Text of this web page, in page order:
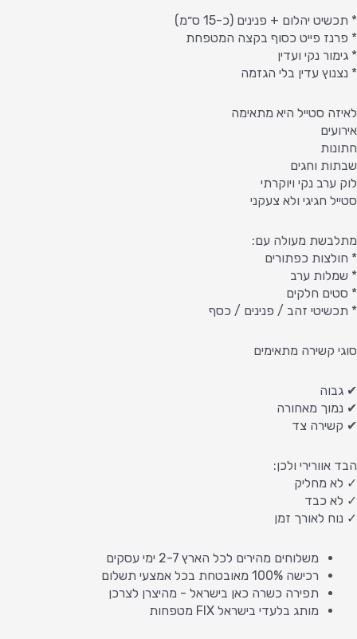
* תכשיט יהלום + פנינים (כ-15 ס״מ)
* פרנז פייט כסוף בקצה המטפחת
* גימור נקי ועדין
* נצנוץ עדין בלי הגזמה
לאיזה סטייל היא מתאימה
אירועים
חתונות
שבתות וחגים
לוק ערב נקי ויוקרתי
סטייל חגיגי ולא צעקני
מתלבשת מעולה עם:
* חולצות כפתורים
* שמלות ערב
* סטים חלקים
* תכשיטי זהב / פנינים / כסף
סוגי קשירה מתאימים
✔ גבוה
✔ נמוך מאחורה
✔ קשירה צד
הבד אוורירי ולכן:
✓ לא מחליק
✓ לא כבד
✓ נוח לאורך זמן
משלוחים מהירים לכל הארץ 2-7 ימי עסקים
רכישה 100% מאובטחת בכל אמצעי תשלום
תפירה כשרה כאן בישראל - מהיצרן לצרכן
מותג בלעדי בישראל FIX מטפחות